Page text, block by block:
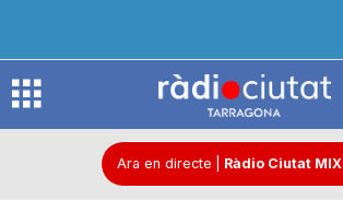
R
Ara en directe Ràdio Ciutat MIX